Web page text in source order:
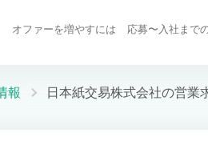
オファーを増やすには 応募〜入社まで
報 日本紙交易株式会社の営業